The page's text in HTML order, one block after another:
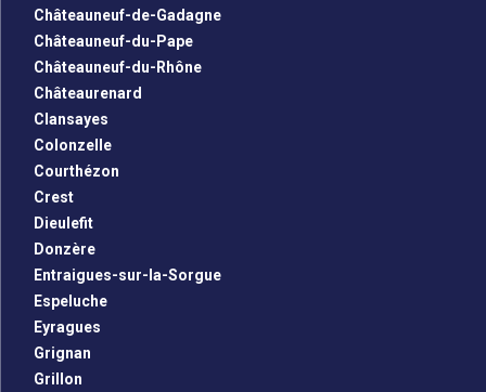
Châteauneuf-de-Gadagne
Châteauneuf-du-Pape
Châteauneuf-du-Rhône
Châteaurenard
Clansayes
Colonzelle
Courthézon
Crest
Dieulefit
Donzère
Entraigues-sur-la-Sorgue
Espeluche
Eyragues
Grignan
Grillon